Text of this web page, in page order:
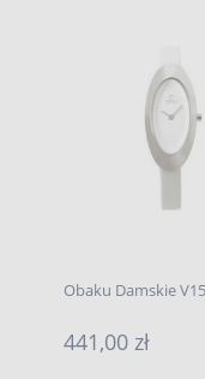
Obaku Damskie
441,00 zł